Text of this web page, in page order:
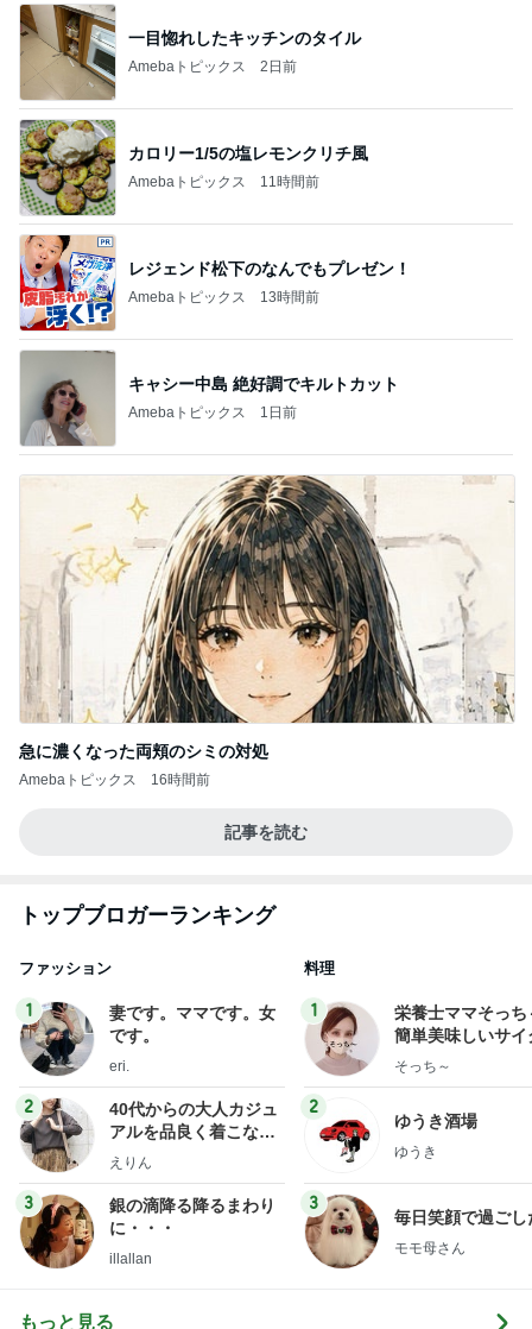
一目惚れしたキッチンのタイル
Amebaトピックス 2日前
カロリー1/5の塩レモンクリチ風
Amebaトピックス 11時間前
レジェンド松下のなんでもプレゼン！
Amebaトピックス 13時間前
キャシー中島 絶好調でキルトカット
Amebaトピックス 1日前
急に濃くなった両頬のシミの対処
Amebaトピックス 16時間前
記事を読む
トップブロガーランキング
ファッション
1
妻です。ママです。女
です。
eri.
2
40代からの大人カジュ
アルを品良く着こなす
ファッションブログ
えりん
3
銀の滴降る降るまわり
に・・・
illallan
料理
1
栄養士ママそっち
簡単美味しいサイ
献立
そっち～
2
ゆうき酒場
ゆうき
3
毎日笑顔で過ごし
モモ母さん
もっと見る